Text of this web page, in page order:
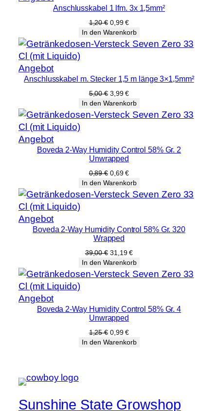
im
Anschlusskabel 1 lfm. 3x 1,5mm²
1,20€ Ursprünglicher
Preis
war:
1,20 €
0,99€Aktueller
Preis
ist:
0,99 €.
In den Warenkorb
AngebotProdukt
im
Anschlusskabel m. Stecker 1,5 m länge 3×1,5mm²
5,00€ Ursprünglicher
Preis
war:
5,00 €
3,99€Aktueller
Preis
ist:
3,99 €.
In den Warenkorb
AngebotProdukt
im
Boveda 2-Way Humidity Control 58% Gr. 2
Unwrapped
0,89€ Ursprünglicher
Preis
war:
0,89 €
0,69€Aktueller
Preis
ist:
0,69 €.
In den Warenkorb
AngebotProdukt
im
Boveda 2-Way Humidity Control 58% Gr. 320
Wrapped
39,00€ Ursprünglicher
Preis
war:
39,00 €
31,19€Aktueller
Preis
ist:
31,19 €.
In den Warenkorb
AngebotProdukt
im
Boveda 2-Way Humidity Control 58% Gr. 4
Unwrapped
1,25€ Ursprünglicher
Preis
0,99€Aktueller
Preis
In den Warenkorb
Sunshine State Growshop